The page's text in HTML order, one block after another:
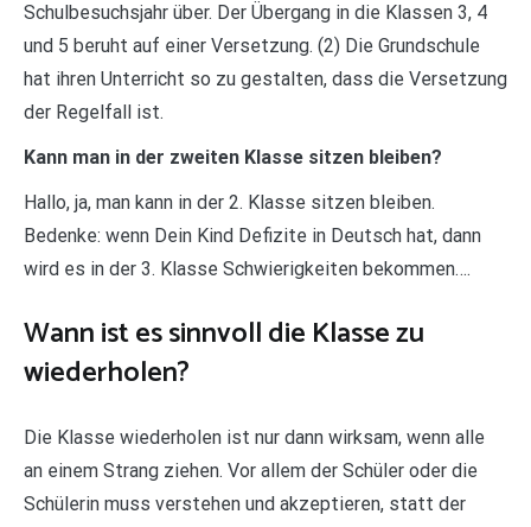
Schulbesuchsjahr über. Der Übergang in die Klassen 3, 4
und 5 beruht auf einer Versetzung. (2) Die Grundschule
hat ihren Unterricht so zu gestalten, dass die Versetzung
der Regelfall ist.
Kann man in der zweiten Klasse sitzen bleiben?
Hallo, ja, man kann in der 2. Klasse sitzen bleiben.
Bedenke: wenn Dein Kind Defizite in Deutsch hat, dann
wird es in der 3. Klasse Schwierigkeiten bekommen….
Wann ist es sinnvoll die Klasse zu
wiederholen?
Die Klasse wiederholen ist nur dann wirksam, wenn alle
an einem Strang ziehen. Vor allem der Schüler oder die
Schülerin muss verstehen und akzeptieren, statt der